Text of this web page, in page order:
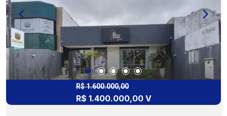
R$ 1.600.000,00
R$ 1.400.000,00 V